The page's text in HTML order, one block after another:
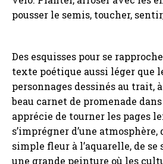
pousser le semis, toucher,
Des esquisses pour se
texte poétique aussi léger que
personnages dessinés au trait,
beau carnet de promenade
apprécie de tourner les pages
s’imprégner d’une atmosphère,
simple fleur à l’aquarelle, de
une grande peinture où les